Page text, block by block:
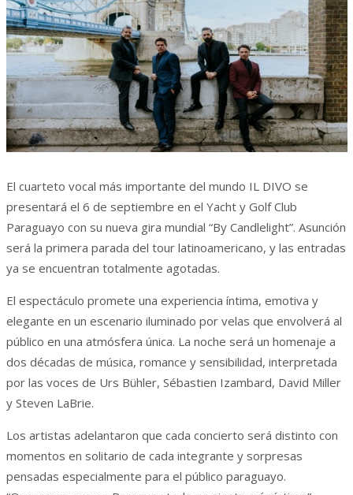
El cuarteto vocal más importante del mundo IL DIVO se
presentará el 6 de septiembre en el Yacht y Golf Club
Paraguayo con su nueva gira mundial “By Candlelight”. Asunción
será la primera parada del tour latinoamericano, y las entradas
ya se encuentran totalmente agotadas.
El espectáculo promete una experiencia íntima, emotiva y
elegante en un escenario iluminado por velas que envolverá al
público en una atmósfera única. La noche será un homenaje a
dos décadas de música, romance y sensibilidad, interpretada
por las voces de Urs Bühler, Sébastien Izambard, David Miller
y Steven LaBrie.
Los artistas adelantaron que cada concierto será distinto con
momentos en solitario de cada integrante y sorpresas
pensadas especialmente para el público paraguayo.